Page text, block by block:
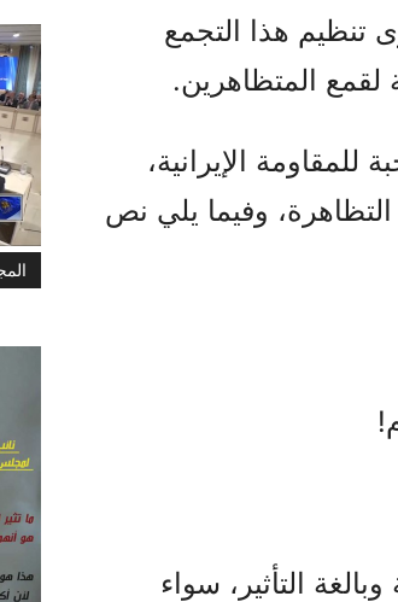
تنظيم هذا التجمع
لقمع المتظاهرين.
للمقاومة الإيرانية،
وفيما يلي نص
التأثير، سواء